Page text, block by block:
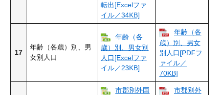
転出[Excelファ
イル／34KB]
17
年齢（各歳）別、男
女別人口
年齢（各
歳）別、男女別
人口[Excelファ
イル／23KB]
年齢（各
歳）別、男女
別人口[PDFフ
ァイル／
70KB]
市郡別外国
市郡別外